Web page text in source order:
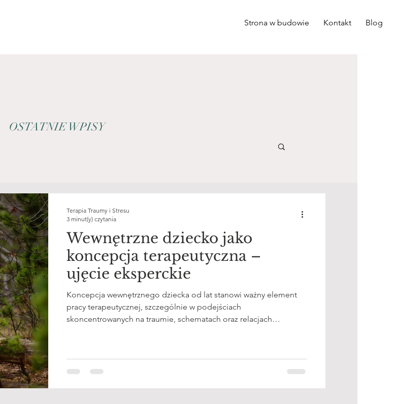
Strona w budowie Kontakt Blog
OSTATNIE WPISY
Wewnętrzne dziecko jako
koncepcja terapeutyczna –
ujęcie eksperckie
Koncepcja wewnętrznego dziecka od lat stanowi ważny element
pracy terapeutycznej, szczególnie w podejściach
skoncentrowanych na traumie, schematach oraz relacjach
jak funkcjonujemy w dorosłości.
Terapia Traumy i Stresu
3 minut(y) czytania